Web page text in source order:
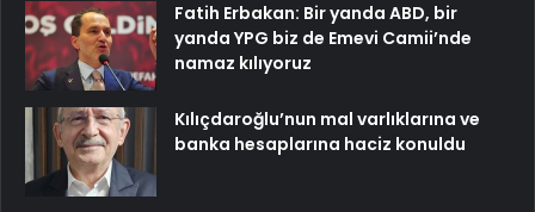
Fatih Erbakan: Bir yanda ABD, bir
yanda YPG biz de Emevi Camii’nde
namaz kılıyoruz
Kılıçdaroğlu’nun mal varlıklarına ve
banka hesaplarına haciz konuldu